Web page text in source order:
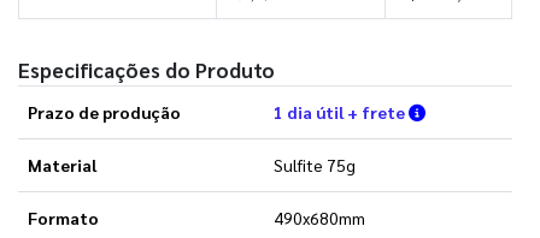
Especificações do Produto
Prazo de produção 1 dia útil + frete Verifique as
Material Sulfite 75g
Formato 490x680mm